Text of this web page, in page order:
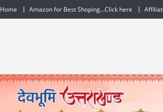
Home Amazon for Best Shoping…Click here